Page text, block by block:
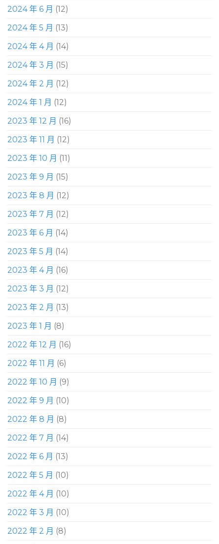
2024 年 6 月 (12)
2024 年 5 月 (13)
2024 年 4 月 (14)
2024 年 3 月 (15)
2024 年 2 月 (12)
2024 年 1 月 (12)
2023 年 12 月 (16)
2023 年 11 月 (12)
2023 年 10 月 (11)
2023 年 9 月 (15)
2023 年 8 月 (12)
2023 年 7 月 (12)
2023 年 6 月 (14)
2023 年 5 月 (14)
2023 年 4 月 (16)
2023 年 3 月 (12)
2023 年 2 月 (13)
2023 年 1 月 (8)
2022 年 12 月 (16)
2022 年 11 月 (6)
2022 年 10 月 (9)
2022 年 9 月 (10)
2022 年 8 月 (8)
2022 年 7 月 (14)
2022 年 6 月 (13)
2022 年 5 月 (10)
2022 年 4 月 (10)
2022 年 3 月 (10)
2022 年 2 月 (8)